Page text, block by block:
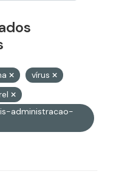
vírus
administracao-